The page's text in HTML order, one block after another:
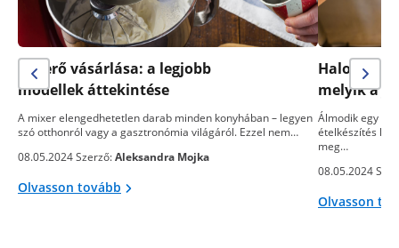
Keverő vásárlása: a legjobb
modellek áttekintése
A mixer elengedhetetlen darab minden konyhában – legyen
szó otthonról vagy a gasztronómia világáról. Ezzel nem…
08.05.2024 Szerző:Aleksandra Mojka
Olvasson tovább
Halogén
melyik a
Álmodik egy
ételkészítés
meg…
08.05.2024
Olvasson